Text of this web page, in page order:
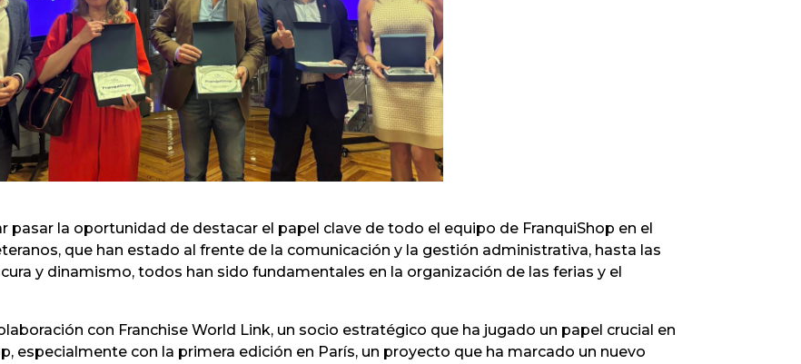
pasar la oportunidad de destacar el papel clave de todo el equipo de FranquiShop en el
que han estado al frente de la comunicación y la gestión administrativa, hasta las
y dinamismo, todos han sido fundamentales en la organización de las ferias y el
con Franchise World Link, un socio estratégico que ha jugado un papel crucial en
especialmente con la primera edición en París, un proyecto que ha marcado un nuevo